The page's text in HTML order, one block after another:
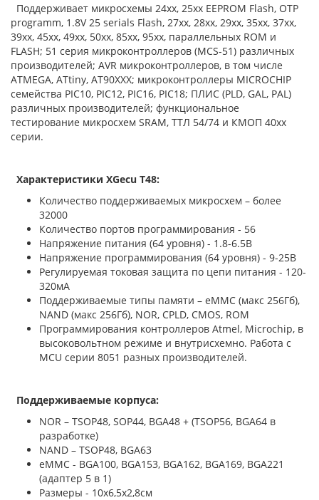
Поддерживает микросхемы 24хх, 25xx EEPROM Flash, OTP
programm, 1.8V 25 serials Flash, 27xx, 28xx, 29xx, 35хх, 37хх,
39xx, 45хх, 49xx, 50хх, 85хх, 95хх, параллельных ROM и
FLASH; 51 серия микроконтроллеров (MCS-51) различных
производителей; AVR микроконтроллеров, в том числе
ATMEGA, ATtiny, AT90XXX; микроконтроллеры MICROCHIP
семейства PIC10, PIC12, PIC16, PIC18; ПЛИС (PLD, GAL, PAL)
различных производителей; функциональное
тестирование микросхем SRAM, ТТЛ 54/74 и КМОП 40хх
серии.
Характеристики XGecu T48:
Количество поддерживаемых микросхем – более
32000
Количество портов программирования - 56
Напряжение питания (64 уровня) - 1.8-6.5В
Напряжение программирования (64 уровня) - 9-25В
Регулируемая токовая защита по цепи питания - 120-
320мА
Поддерживаемые типы памяти – eMMC (макс 256Гб),
NAND (макс 256Гб), NOR, CPLD, CMOS, ROM
Программирования контроллеров Atmel, Microchip, в
высоковольтном режиме и внутрисхемно. Работа с
MCU серии 8051 разных производителей.
Поддерживаемые корпуса:
NOR – TSOP48, SOP44, BGA48 + (TSOP56, BGA64 в
разработке)
NAND – TSOP48, BGA63
eMMC - BGA100, BGA153, BGA162, BGA169, BGA221
(адаптер 5 в 1)
Размеры - 10х6,5х2,8см